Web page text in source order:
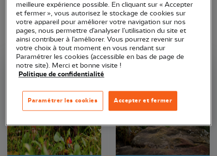
meilleure expérience possible. En cliquant sur « Accepter
et fermer », vous autorisez le stockage de cookies sur
votre appareil pour améliorer votre navigation sur nos
pages, nous permettre d’analyser l’utilisation du site et
ainsi contribuer à l’améliorer. Vous pourrez revenir sur
votre choix à tout moment en vous rendant sur
Paramétrer les cookies (accessible en bas de page de
notre site). Merci et bonne visite !
Politique de confidentialité
Accepter et fermer
Paramétrer les cookies